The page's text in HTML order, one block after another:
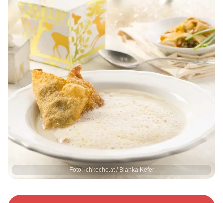
Foto: ichkoche.at / Blanka Kefer